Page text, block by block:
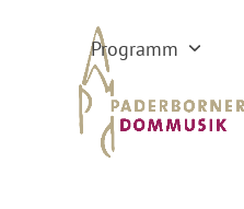
Programm